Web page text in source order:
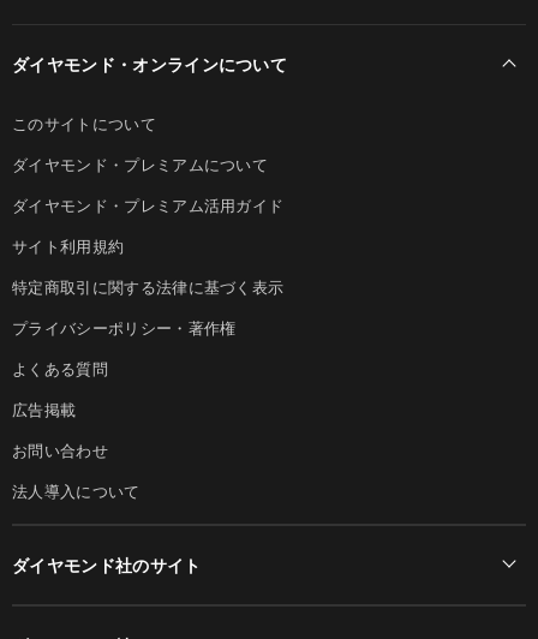
ダイヤモンド・オンラインについて
このサイトについて
ダイヤモンド・プレミアムについて
ダイヤモンド・プレミアム活用ガイド
サイト利用規約
特定商取引に関する法律に基づく表示
プライバシーポリシー・著作権
よくある質問
広告掲載
お問い合わせ
法人導入について
ダイヤモンド社のサイト